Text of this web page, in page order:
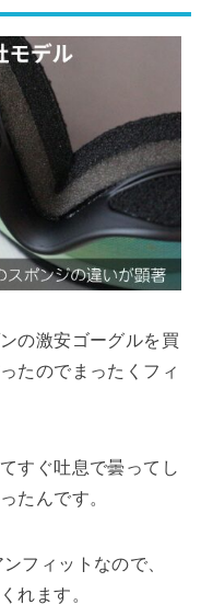
の激安ゴーグルを買
たのでまったくフィ
すぐ吐息で曇ってし
たんです。
フィットなので、
れます。